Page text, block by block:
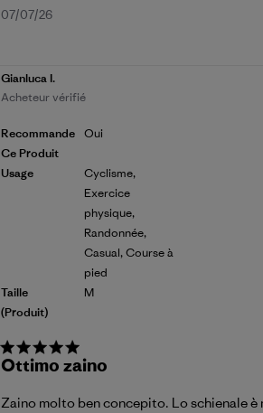
Date
07/07/26
Gianluca I.
Acheteur vérifié
Recommande
Ce Produit
Usage
Taille
(produit)
Oui
Cyclisme,
Exercice
physique,
Randonnée,
Casual, Course à
pied
M
Ottimo zaino
Zaino molto ben concepito. Lo schienale